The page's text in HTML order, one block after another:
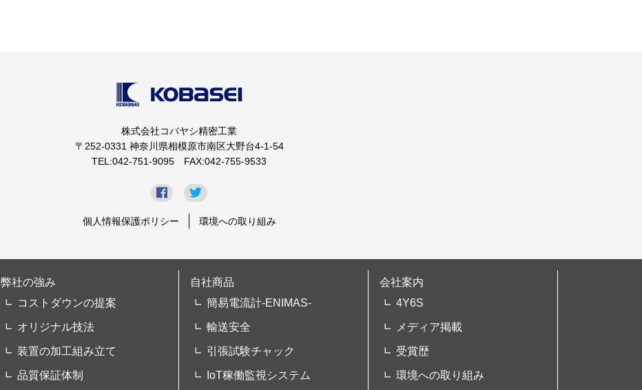
株式会社コバヤシ精密工業
〒252-0331 神奈川県相模原市南区大野台4-1-54
TEL:042-751-9095 FAX:042-755-9533
個人情報保護ポリシー 環境への取り組み
弊社の強み
コストダウンの提案
オリジナル技法
装置の加工組み立て
品質保証体制
自社商品
簡易電流計-ENIMAS-
輸送安全
引張試験チャック
IoT稼働監視システム
会社案内
4Y6S
メディア掲載
受賞歴
環境への取り組み